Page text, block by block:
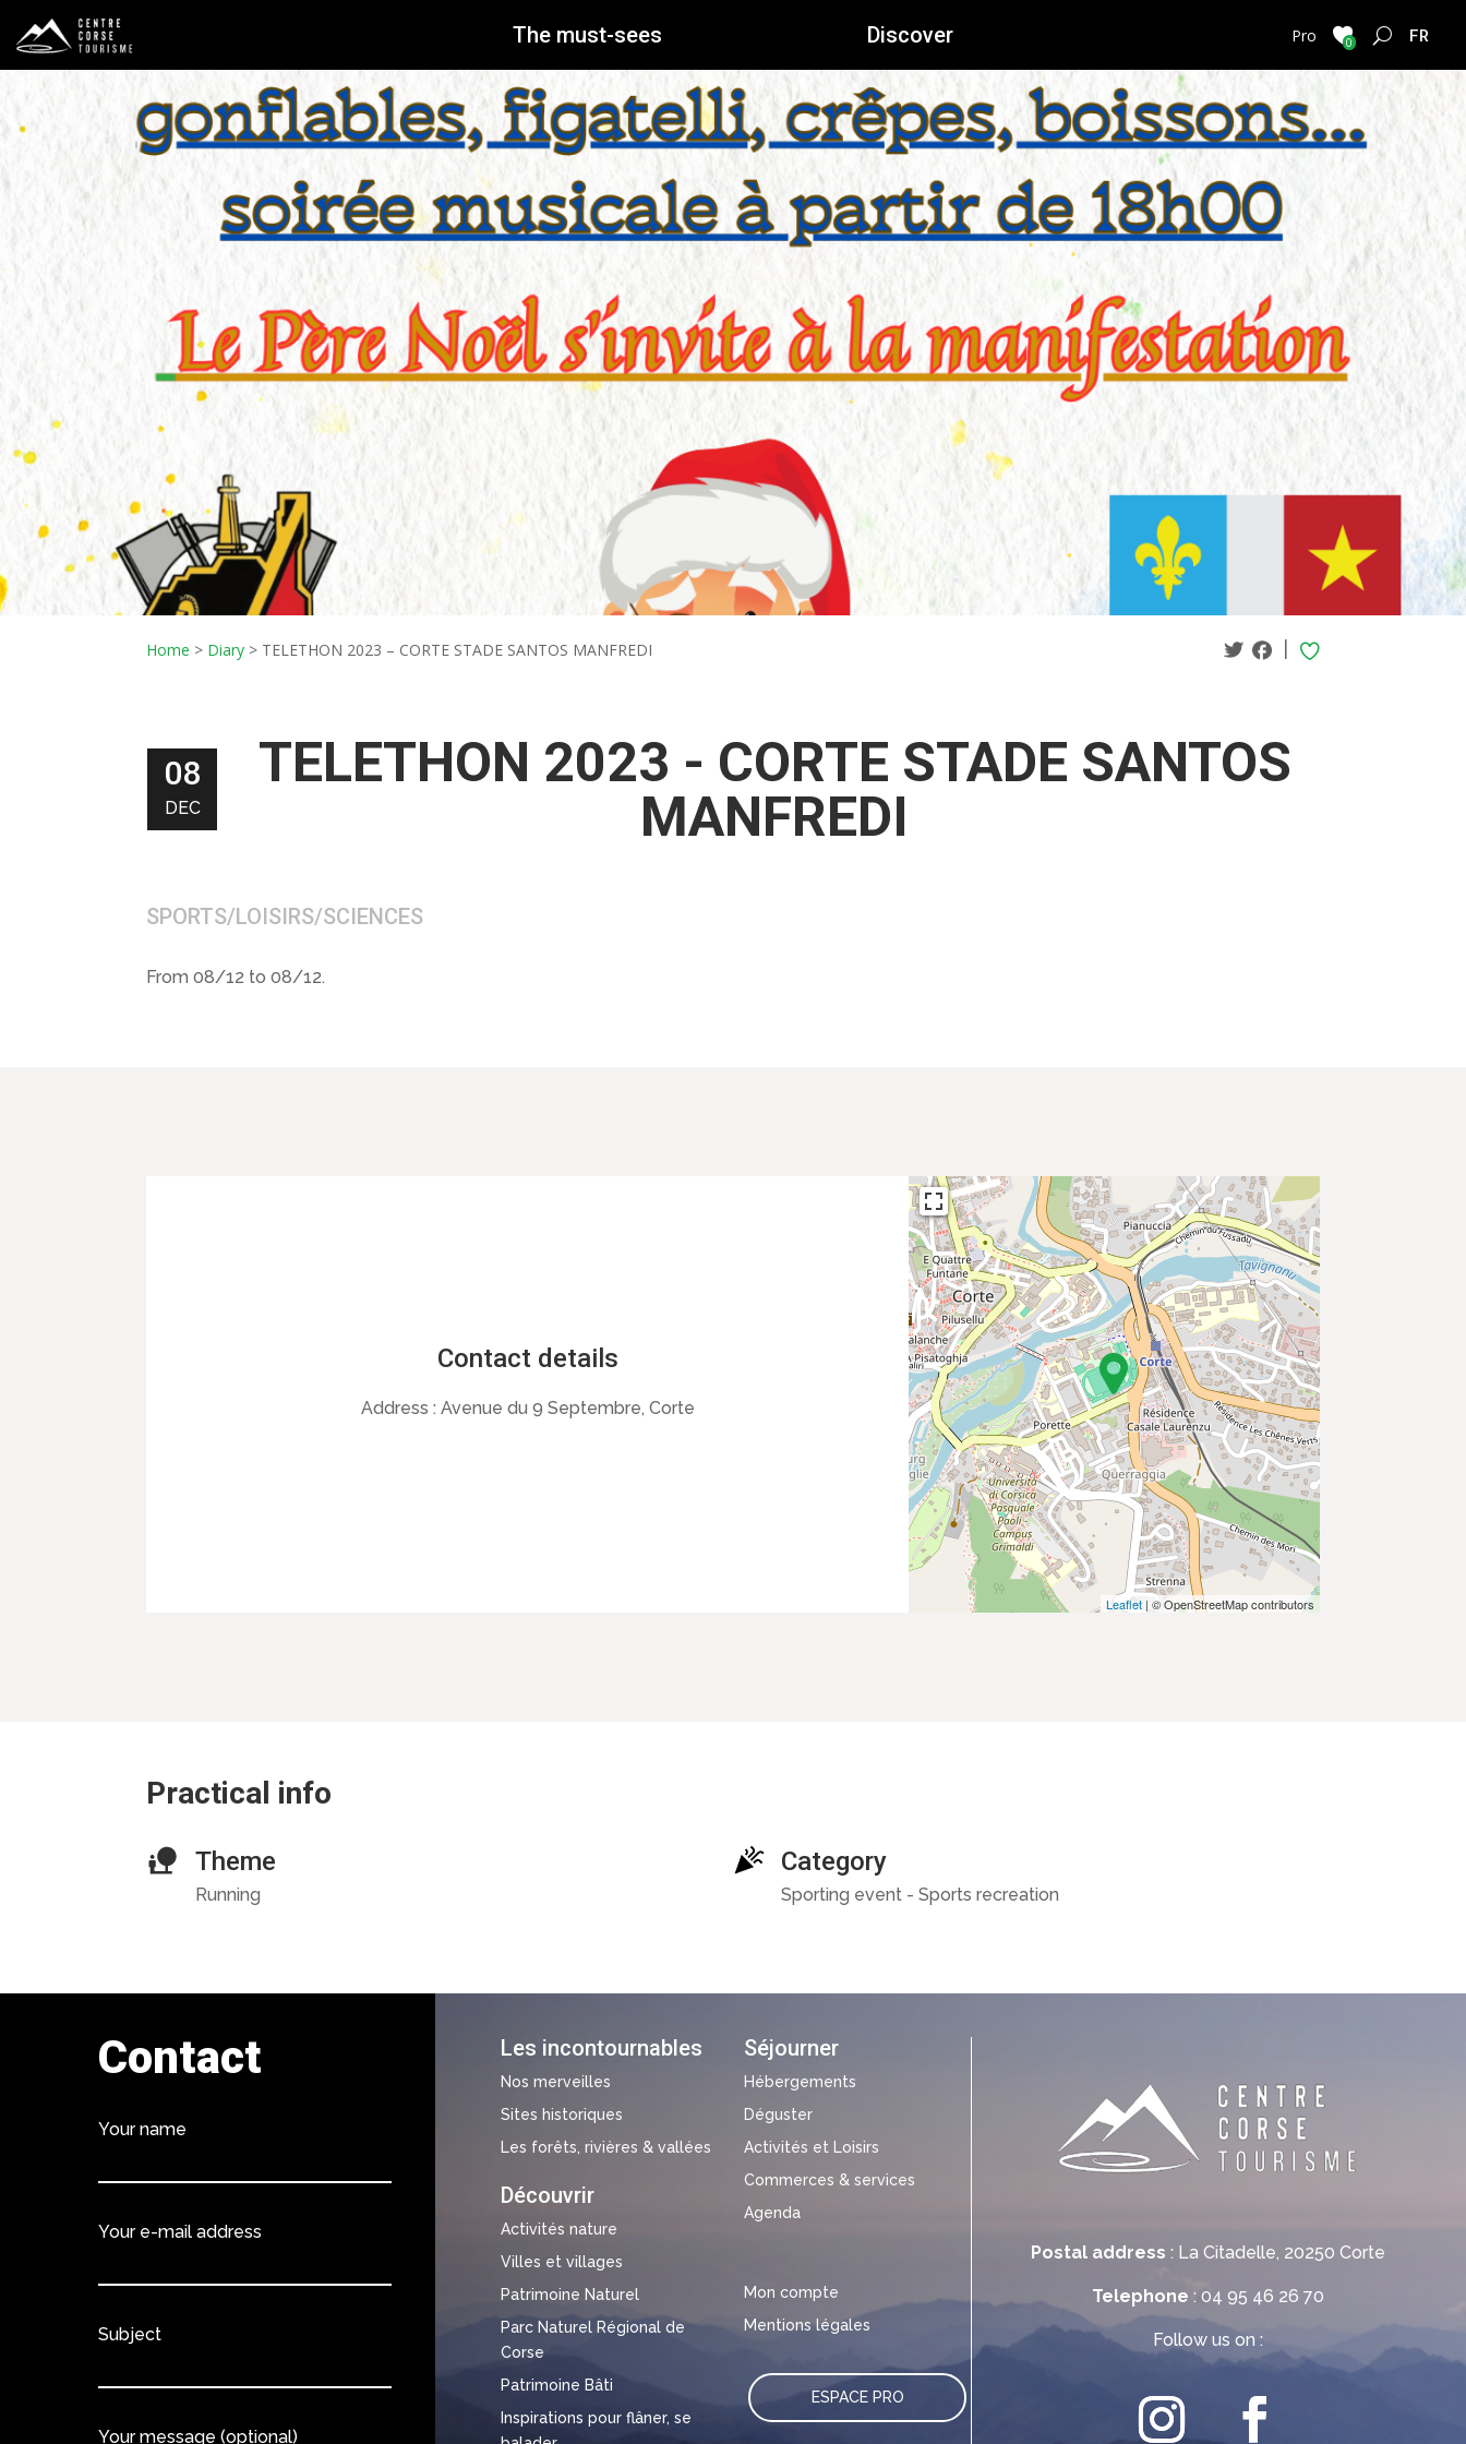
The must-sees Discover Pro 0
Home > Diary > TELETHON 2023 – CORTE STADE SANTOS MANFREDI |
08
DEC
TELETHON 2023 - CORTE STADE SANTOS
MANFREDI
SPORTS/LOISIRS/SCIENCES
From 08/12 to 08/12.
Contact details
Address : Avenue du 9 Septembre, Corte
Leaflet| © OpenStreetMap contributors
Practical info
Theme
Running
Category
Sporting event - Sports recreation
Postal address : La Citadelle, 20250 Corte
Telephone : 04 95 46 26 70
Follow us on :
Les incontournables
Nos merveilles
Sites historiques
Les forêts, rivières & vallées
Découvrir
Activités nature
Villes et villages
Patrimoine Naturel
Parc Naturel Régional de
Corse
Patrimoine Bâti
Inspirations pour flâner, se
Séjourner
Hébergements
Déguster
Activités et Loisirs
Commerces & services
Agenda
Mon compte
Mentions légales
ESPACE PRO
Contact
Your name
Your e-mail address
Subject
Your message (optional)